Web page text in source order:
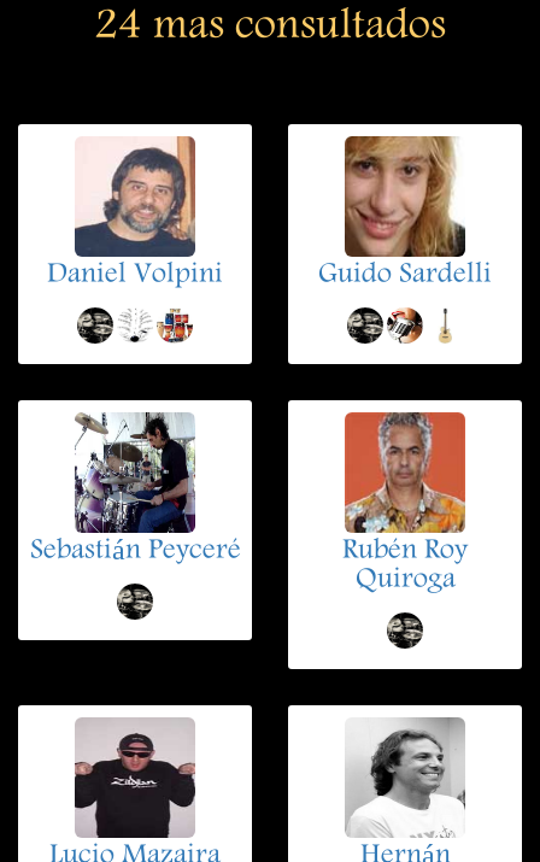
24 mas consultados
Daniel Volpini Guido Sardelli
Sebastián Peyceré
Rubén Roy
Quiroga